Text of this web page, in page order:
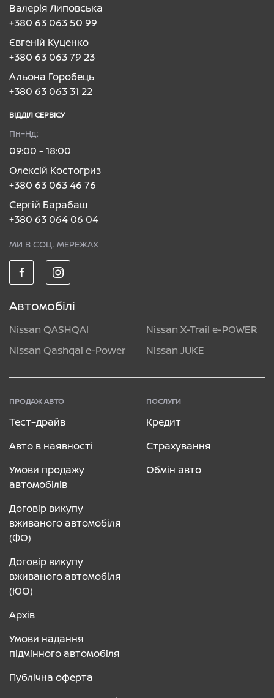
Валерія Липовська
+380 63 063 50 99
Євгеній Куценко
+380 63 063 79 23
Альона Горобець
+380 63 063 31 22
ВІДДІЛ CЕРВІСУ
Пн–Нд:
09:00 - 18:00
Олексій Костогриз
+380 63 063 46 76
Сергій Барабаш
+380 63 064 06 04
МИ В СОЦ. МЕРЕЖАХ
Автомобілі
Nissan QASHQAI
Nissan X-Trail e-POWER
Nissan Qashqai e-Power
Nissan JUKE
ПРОДАЖ АВТО
Тест–драйв
Авто в наявності
Умови продажу
автомобілів
Договір викупу
вживаного автомобіля
(ФО)
Договір викупу
вживаного автомобіля
(ЮО)
Архів
Умови надання
підмінного автомобіля
Публічна оферта
ПОСЛУГИ
Кредит
Страхування
Обмін авто